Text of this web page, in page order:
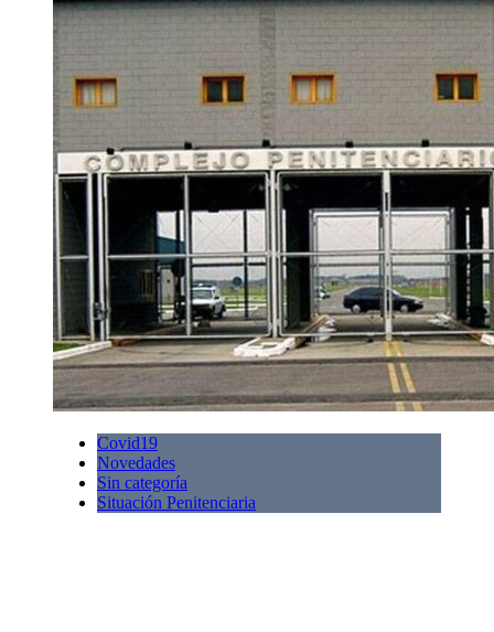
Covid19
Novedades
Sin categoría
Situación Penitenciaria